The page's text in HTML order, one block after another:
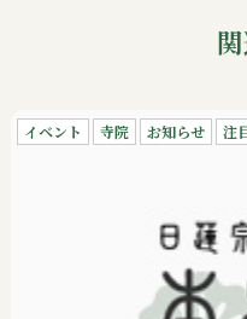
イベント 寺院 お知らせ 注